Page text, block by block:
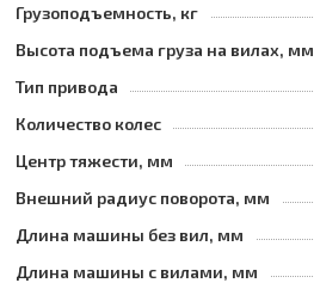
Грузоподъемность, кг
Высота подъема груза на вилах, мм
Тип привода
Количество колес
Центр тяжести, мм
Внешний радиус поворота, мм
Длина машины без вил, мм
Длина машины с вилами, мм